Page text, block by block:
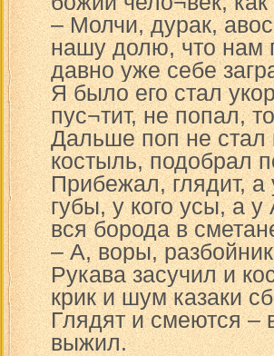
– Молчи, дурак,
нашу долю, что нам
давно уже себе
Я было его стал
пус¬тит, не попал,
Дальше поп не стал
костыль, подобрал
Прибежал, глядит, а
губы, у кого усы, а
вся борода в
– А, воры,
Рукава засучил и
крик и шум казаки
Глядят и смеются –
выжил.